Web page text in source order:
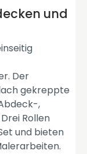
und
Der
gekreppte
,
Rollen
und bieten